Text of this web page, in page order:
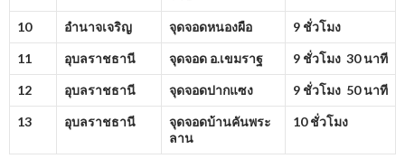
10 อำนาจเจริญ จุดจอดหนองผือ 9 ชั่วโมง
11 อุบลราชธานี จุดจอด อ.เขมราฐ 9 ชั่วโมง 30 นาที
12 อุบลราชธานี จุดจอดปากแซง 9 ชั่วโมง 50 นาที
13 อุบลราชธานี
จุดจอดบ้านคันพระ
ลาน
10 ชั่วโมง